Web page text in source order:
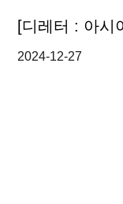
2024-12-27